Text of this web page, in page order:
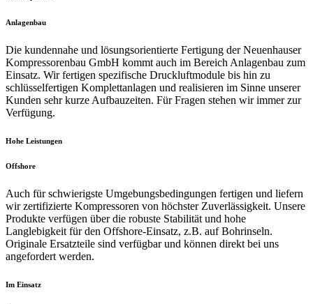
Anlagenbau
Die kundennahe und lösungsorientierte Fertigung der Neuenhauser
Kompressorenbau GmbH kommt auch im Bereich Anlagenbau zum
Einsatz. Wir fertigen spezifische Druckluftmodule bis hin zu
schlüsselfertigen Komplettanlagen und realisieren im Sinne unserer
Kunden sehr kurze Aufbauzeiten. Für Fragen stehen wir immer zur
Verfügung.
Hohe Leistungen
Offshore
Auch für schwierigste Umgebungsbedingungen fertigen und liefern
wir zertifizierte Kompressoren von höchster Zuverlässigkeit. Unsere
Produkte verfügen über die robuste Stabilität und hohe
Langlebigkeit für den Offshore-Einsatz, z.B. auf Bohrinseln.
Originale Ersatzteile sind verfügbar und können direkt bei uns
angefordert werden.
Im Einsatz